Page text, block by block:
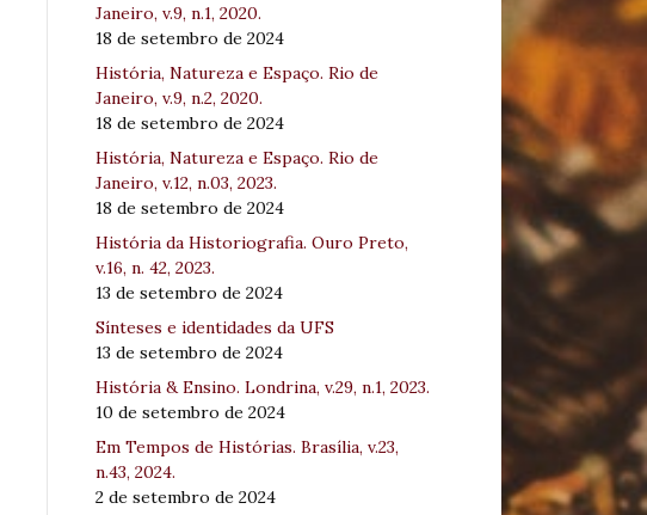
Janeiro, v.9, n.1, 2020.
18 de setembro de 2024
História, Natureza e Espaço. Rio de
Janeiro, v.9, n.2, 2020.
18 de setembro de 2024
História, Natureza e Espaço. Rio de
Janeiro, v.12, n.03, 2023.
18 de setembro de 2024
História da Historiografia. Ouro Preto,
v.16, n. 42, 2023.
13 de setembro de 2024
Sínteses e identidades da UFS
13 de setembro de 2024
História & Ensino. Londrina, v.29, n.1, 2023.
10 de setembro de 2024
Em Tempos de Histórias. Brasília, v.23,
n.43, 2024.
2 de setembro de 2024